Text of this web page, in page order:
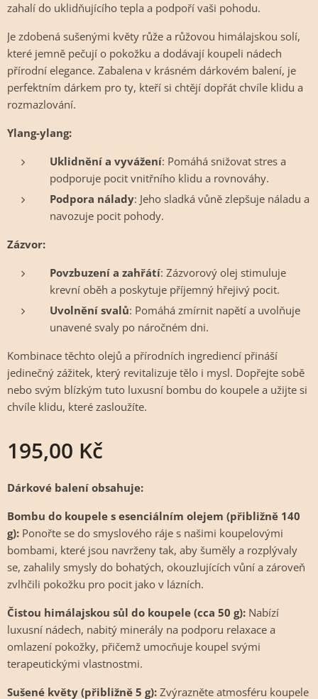
zahalí do uklidňujícího tepla a podpoří vaši pohodu.
Je zdobená sušenými květy růže a růžovou himálajskou solí,
které jemně pečují o pokožku a dodávají koupeli nádech
přírodní elegance. Zabalena v krásném dárkovém balení, je
perfektním dárkem pro ty, kteří si chtějí dopřát chvíle klidu a
rozmazlování.
Ylang-ylang:
Uklidnění a vyvážení: Pomáhá snižovat stres a
podporuje pocit vnitřního klidu a rovnováhy.
Podpora nálady: Jeho sladká vůně zlepšuje náladu a
navozuje pocit pohody.
Zázvor:
Povzbuzení a zahřátí: Zázvorový olej stimuluje
krevní oběh a poskytuje příjemný hřejivý pocit.
Uvolnění svalů: Pomáhá zmírnit napětí a uvolňuje
unavené svaly po náročném dni.
Kombinace těchto olejů a přírodních ingrediencí přináší
jedinečný zážitek, který revitalizuje tělo i mysl. Dopřejte sobě
nebo svým blízkým tuto luxusní bombu do koupele a užijte si
chvíle klidu, které zasloužíte.
195,00 Kč
Dárkové balení obsahuje:
Bombu do koupele s esenciálním olejem (přibližně 140
g): Ponořte se do smyslového ráje s našimi koupelovými
bombami, které jsou navrženy tak, aby šuměly a rozplývaly
se, zahalily smysly do bohatých, okouzlujících vůní a zároveň
zvlhčili pokožku pro pocit jako v lázních.
Čistou himálajskou sůl do koupele (cca 50 g): Nabízí
luxusní nádech, nabitý minerály na podporu relaxace a
omlazení pokožky, přičemž umocňuje koupel svými
terapeutickými vlastnostmi.
Sušené květy (přibližně 5 g): Zvýrazněte atmosféru koupele